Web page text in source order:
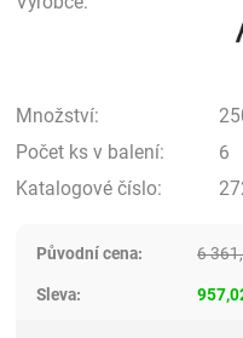
Množství:
Počet ks v balení:
6
Katalogové číslo:
Původní cena: 6
Sleva: